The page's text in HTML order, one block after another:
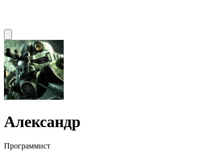
Александр
Программист